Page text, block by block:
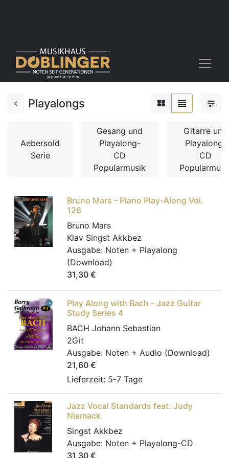
Playalongs
Aebersold
Serie
Gesang und
Playalong-
CD
Popularmusik
Gitarre und
Playalong-
CD
Bruno Mars - Piano Play-Along Vol.
126
Bruno Mars
Klav Singst Akkbez
Ausgabe: Noten + Playalong
(Download)
31,30 €
Play Along with Bach - Jazz Guitar
Study Series 4
BACH Johann Sebastian
2Git
Ausgabe: Noten + Audio (Download)
21,60 €
Lieferzeit: 5-7 Tage
Jazz Vocal Standards feat. Judy
Niemack
Singst Akkbez
Ausgabe: Noten + Playalong-CD
31,30 €